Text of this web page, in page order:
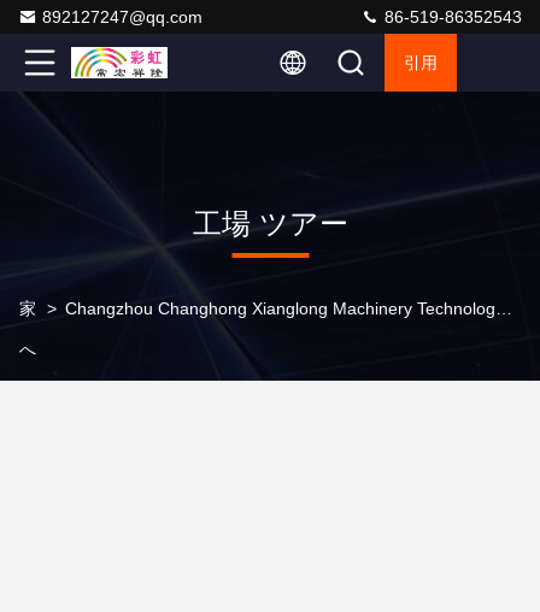
892127247@qq.com 86-519-86352543
引用
工場 ツアー
家
へ
>